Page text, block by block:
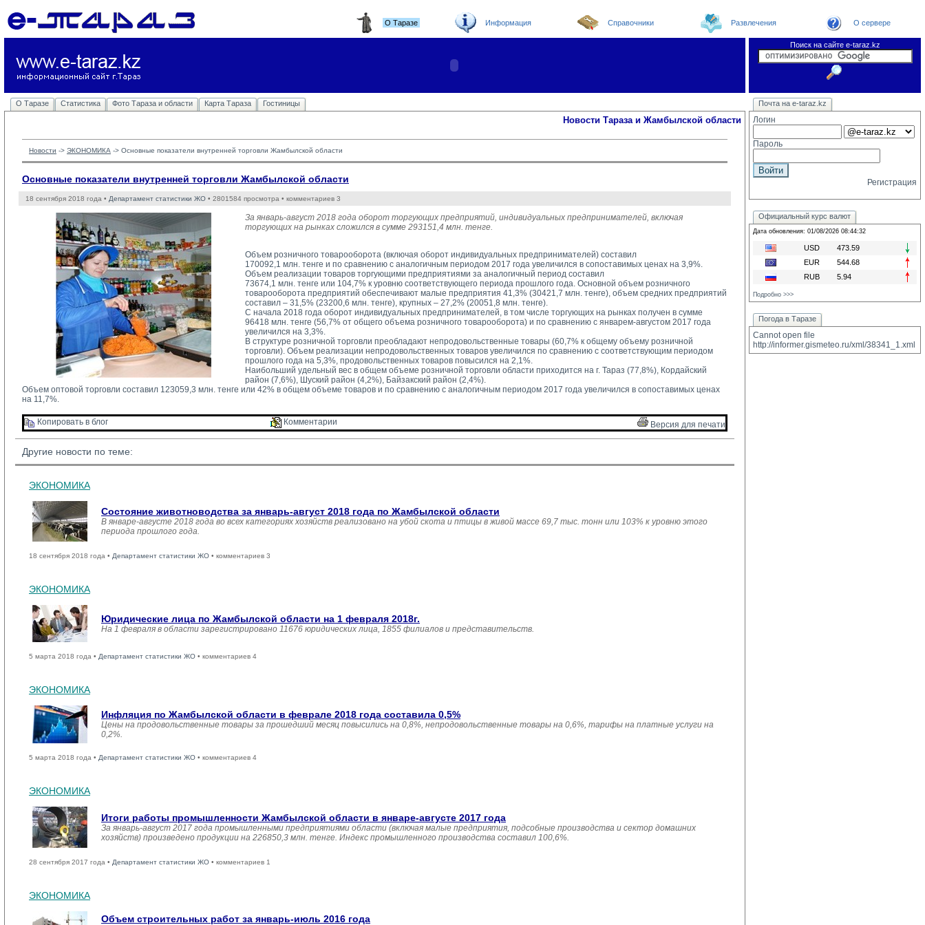
О Таразе Информация Справочники Развлечения О сервере
Поиск на сайте e-taraz.kz
О Таразе Статистика Фото Тараза и области Карта Тараза Гостиницы Новости Погода в Таразе
Телефоный справочник
Видеоконференция
Новости e-taraz
Новости Тараза и Жамбылской области
Новости -> ЭКОНОМИКА -> Основные показатели внутренней торговли Жамбылской области
Основные показатели внутренней торговли Жамбылской области
18 сентября 2018 года • Департамент статистики ЖО • 2801584 просмотра • комментариев 3
За январь-август 2018 года оборот торгующих предприятий, индивидуальных предпринимателей, включая
торгующих на рынках сложился в сумме 293151,4 млн. тенге.
Объем розничного товарооборота (включая оборот индивидуальных предпринимателей) составил
170092,1 млн. тенге и по сравнению с аналогичным периодом 2017 года увеличился в сопоставимых ценах на 3,9%.
Объем реализации товаров торгующими предприятиями за аналогичный период составил
73674,1 млн. тенге или 104,7% к уровню соответствующего периода прошлого года. Основной объем розничного
товарооборота предприятий обеспечивают малые предприятия 41,3% (30421,7 млн. тенге), объем средних предприятий
составил – 31,5% (23200,6 млн. тенге), крупных – 27,2% (20051,8 млн. тенге).
С начала 2018 года оборот индивидуальных предпринимателей, в том числе торгующих на рынках получен в сумме
96418 млн. тенге (56,7% от общего объема розничного товарооборота) и по сравнению с январем-августом 2017 года
увеличился на 3,3%.
В структуре розничной торговли преобладают непродовольственные товары (60,7% к общему объему розничной
торговли). Объем реализации непродовольственных товаров увеличился по сравнению с соответствующим периодом
прошлого года на 5,3%, продовольственных товаров повысился на 2,1%.
Наибольший удельный вес в общем объеме розничной торговли области приходится на г. Тараз (77,8%), Кордайский
район (7,6%), Шуский район (4,2%), Байзакский район (2,4%).
Объем оптовой торговли составил 123059,3 млн. тенге или 42% в общем объеме товаров и по сравнению с аналогичным периодом 2017 года увеличился в сопоставимых ценах
на 11,7%.
Копировать в блог Комментарии Версия для печати
Другие новости по теме:
ЭКОНОМИКА
Состояние животноводства за январь-август 2018 года по Жамбылской области
В январе-августе 2018 года во всех категориях хозяйств реализовано на убой скота и птицы в живой массе 69,7 тыс. тонн или 103% к уровню этого
периода прошлого года.
18 сентября 2018 года • Департамент статистики ЖО • комментариев 3
ЭКОНОМИКА
Юридические лица по Жамбылской области на 1 февраля 2018г.
На 1 февраля в области зарегистрировано 11676 юридических лица, 1855 филиалов и представительств.
5 марта 2018 года • Департамент статистики ЖО • комментариев 4
ЭКОНОМИКА
Инфляция по Жамбылской области в феврале 2018 года составила 0,5%
Цены на продовольственные товары за прошедший месяц повысились на 0,8%, непродовольственные товары на 0,6%, тарифы на платные услуги на
0,2%.
5 марта 2018 года • Департамент статистики ЖО • комментариев 4
ЭКОНОМИКА
Итоги работы промышленности Жамбылской области в январе-августе 2017 года
За январь-август 2017 года промышленными предприятиями области (включая малые предприятия, подсобные производства и сектор домашних
хозяйств) произведено продукции на 226850,3 млн. тенге. Индекс промышленного производства составил 100,6%.
28 сентября 2017 года • Департамент статистики ЖО • комментариев 1
ЭКОНОМИКА
Объем строительных работ за январь-июль 2016 года
Почта на e-taraz.kz
Логин
Пароль
Регистрация
Официальный курс валют
Дата обновления: 01/08/2026 08:44:32
USD
473.59
EUR
544.68
RUB
5.94
Подробно >>>
Погода в Таразе
Cannot open file
http://informer.gismeteo.ru/xml/38341_1.xml